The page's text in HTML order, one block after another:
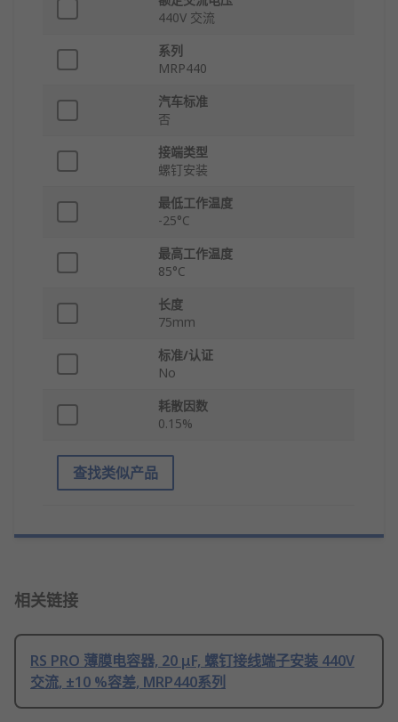
440V 交流
系列
MRP440
汽车标准
否
接端类型
螺钉安装
最低工作温度
-25°C
最高工作温度
85°C
长度
75mm
标准/认证
No
耗散因数
0.15%
查找类似产品
相关链接
RS PRO 薄膜电容器, 20 μF, 螺钉接线端子安装 440V
交流, ±10 %容差, MRP440系列